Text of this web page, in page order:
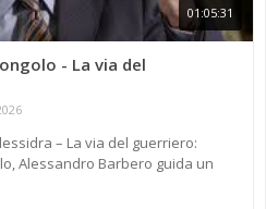
01:05:31
- La via del
– La via del guerriero:
Alessandro Barbero guida un